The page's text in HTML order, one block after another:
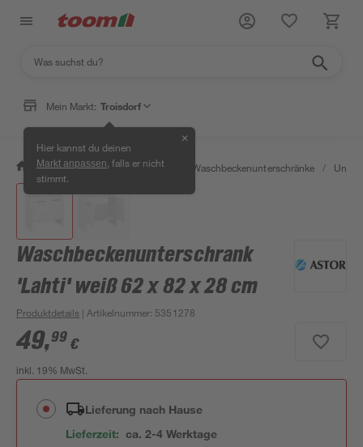
Mein Markt: Troisdorf
Hier kannst du deinen
Markt anpassen , falls er nicht
stimmt.
✕
/ Bad & Sanitär / Badmöbel Waschbeckenunterschränke /
Waschbeckenunterschrank
'Lahti' weiß 62 x 82 x 28 cm
Produktdetails | Artikelnummer: 5351278
49,99 €
inkl. 19% MwSt.
Lieferung nach Hause
Lieferzeit: ca. 2-4 Werktage